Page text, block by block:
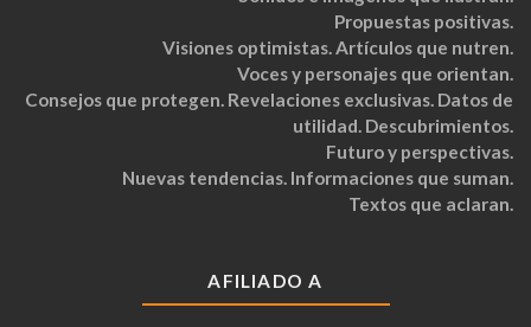
Propuestas positivas.
Visiones optimistas. Artículos que nutren.
Voces y personajes que orientan.
Consejos que protegen. Revelaciones exclusivas. Datos de
utilidad. Descubrimientos.
Futuro y perspectivas.
Nuevas tendencias. Informaciones que suman.
Textos que aclaran.
AFILIADO A